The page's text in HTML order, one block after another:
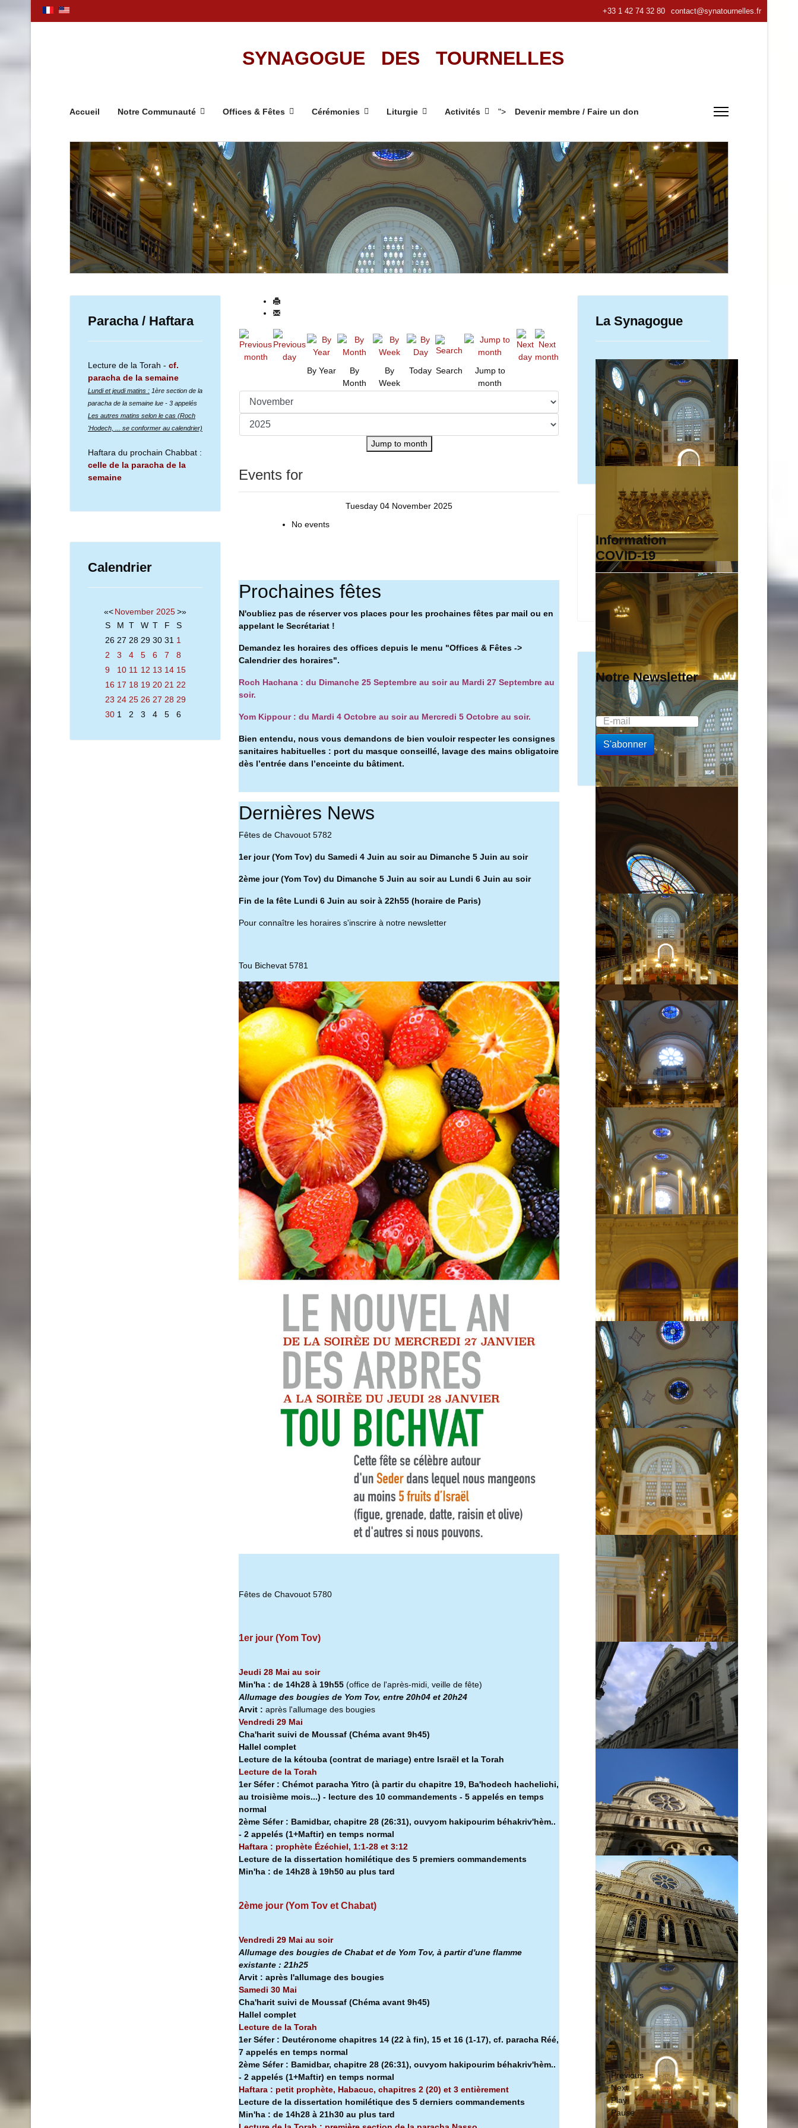
+33 1 42 74 32 80 contact@synatournelles.fr
SYNAGOGUE DES TOURNELLES
Accueil Notre Communauté Offices & Fêtes Cérémonies Liturgie Activités "> Devenir membre / Faire un don
Paracha / Haftara
Lecture de la Torah - cf.
paracha de la semaine
Lundi et jeudi matins : 1ère section de la
paracha de la semaine lue - 3 appelés
Les autres matins selon le cas (Roch
'Hodech, ... se conformer au calendrier)
Haftara du prochain Chabbat :
celle de la paracha de la
semaine
Calendrier
«< November 2025>»
S
M T W T F
S
26 27 28 29 30 31 1
2
3 4 5 6 7
8
9
10 11 12 13 14 15
16 17 18 19 20 21 22
23 24 25 26 27 28 29
30 1 2 3 4 5 6
By Year
By
Month
By
Week
Today Search
Jump to
month
Jump to month
Events for
Tuesday 04 November 2025
No events
Prochaines fêtes
N'oubliez pas de réserver vos places pour les prochaines fêtes par mail ou en
appelant le Secrétariat !
Demandez les horaires des offices depuis le menu "Offices & Fêtes ->
Calendrier des horaires".
Roch Hachana : du Dimanche 25 Septembre au soir au Mardi 27 Septembre au
soir.
Yom Kippour : du Mardi 4 Octobre au soir au Mercredi 5 Octobre au soir.
Bien entendu, nous vous demandons de bien vouloir respecter les consignes
sanitaires habituelles : port du masque conseillé, lavage des mains obligatoire
dès l’entrée dans l’enceinte du bâtiment.
Dernières News
Fêtes de Chavouot 5782
1er jour (Yom Tov) du Samedi 4 Juin au soir au Dimanche 5 Juin au soir
2ème jour (Yom Tov) du Dimanche 5 Juin au soir au Lundi 6 Juin au soir
Fin de la fête Lundi 6 Juin au soir à 22h55 (horaire de Paris)
Pour connaître les horaires s'inscrire à notre newsletter
Tou Bichevat 5781
Fêtes de Chavouot 5780
1er jour (Yom Tov)
Jeudi 28 Mai au soir
Min'ha : de 14h28 à 19h55 (office de l'après-midi, veille de fête)
Allumage des bougies de Yom Tov, entre 20h04 et 20h24
Arvit : après l'allumage des bougies
Vendredi 29 Mai
Cha'harit suivi de Moussaf (Chéma avant 9h45)
Hallel complet
Lecture de la kétouba (contrat de mariage) entre Israël et la Torah
Lecture de la Torah
1er Séfer : Chémot paracha Yitro (à partir du chapitre 19, Ba'hodech hachelichi,
au troisième mois...) - lecture des 10 commandements - 5 appelés en temps
normal
2ème Séfer : Bamidbar, chapitre 28 (26:31), ouvyom hakipourim béhakriv'hèm..
- 2 appelés (1+Maftir) en temps normal
Haftara : prophète Ézéchiel, 1:1-28 et 3:12
Lecture de la dissertation homilétique des 5 premiers commandements
Min'ha : de 14h28 à 19h50 au plus tard
2ème jour (Yom Tov et Chabat)
Vendredi 29 Mai au soir
Allumage des bougies de Chabat et de Yom Tov, à partir d'une flamme
existante :21h25
Arvit : après l'allumage des bougies
Samedi 30 Mai
Cha'harit suivi de Moussaf (Chéma avant 9h45)
Hallel complet
Lecture de la Torah
1er Séfer : Deutéronome chapitres 14 (22 à fin), 15 et 16 (1-17), cf. paracha Réé,
7 appelés en temps normal
2ème Séfer : Bamidbar, chapitre 28 (26:31), ouvyom hakipourim béhakriv'hèm..
- 2 appelés (1+Maftir) en temps normal
Haftara : petit prophète, Habacuc, chapitres 2 (20) et 3 entièrement
Lecture de la dissertation homilétique des 5 derniers commandements
Min'ha : de 14h28 à 21h30 au plus tard
La Synagogue
Information
COVID-19
Notre Newsletter